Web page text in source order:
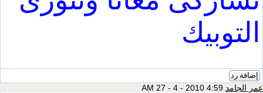
التوبيك
إضافة رد
عمر الجامد